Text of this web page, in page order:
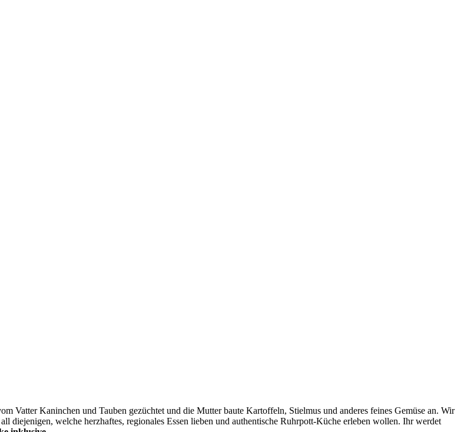
Vatter Kaninchen und Tauben gezüchtet und die Mutter baute Kartoffeln, Stielmus und anderes feines Gemüse an. Wir
diejenigen, welche herzhaftes, regionales Essen lieben und authentische Ruhrpott-Küche erleben wollen. Ihr werdet